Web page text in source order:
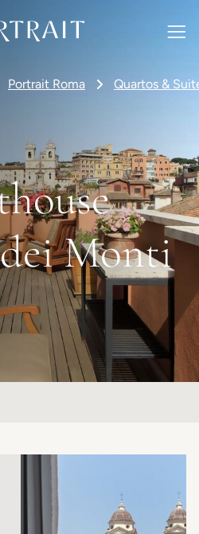
Portrait Roma Quartos &
Monti